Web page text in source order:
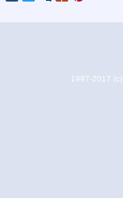
1997-2017